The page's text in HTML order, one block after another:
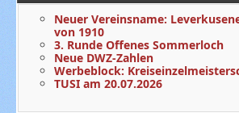
Neuer Vereinsname:
von 1910
3. Runde Offenes Sommerloch
Neue DWZ-Zahlen
Werbeblock:
TUSI am 20.07.2026